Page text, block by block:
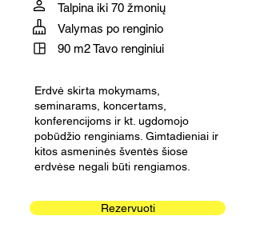
Talpina iki 70 žmonių
Valymas po renginio
90 m2 Tavo renginiui
Erdvė skirta mokymams,
seminarams, koncertams,
konferencijoms ir kt. ugdomojo
pobūdžio renginiams. Gimtadieniai ir
kitos asmeninės šventės šiose
erdvėse negali būti rengiamos.
Rezervuoti